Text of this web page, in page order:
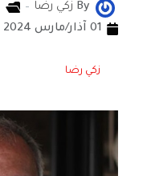
By زكي رضا
01 آذار/مارس 2024
زكي رضا